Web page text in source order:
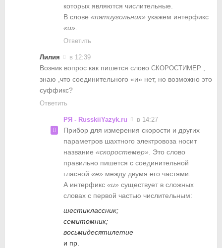
которых являются числительные.
В слове «пятиугольник» укажем интерфикс
«и»
Ответить
Лилия в 12:39
Возник вопрос как пишется слово СКОРОСТИМЕР ,
знаю ,что соединительного «и» нет, но возможно это
суффикс?
Ответить
РЯ - RusskiiYazyk.ru в 14:27
Прибор для измерения скорости и других
параметров шахтного электровоза носит
название «скоростемер». Это слово
правильно пишется с соединительной
гласной «е» между двумя его частями.
А интерфикс «и» существует в сложных
словах с первой частью числительным:
шестиклассник;
семитомник;
восьмидесятилетие
и пр.